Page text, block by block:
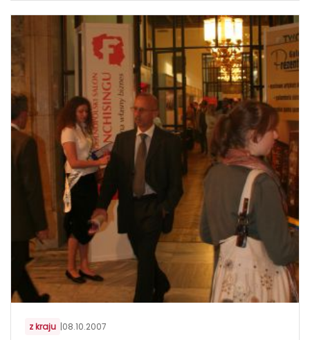
z kraju 08.10.2007